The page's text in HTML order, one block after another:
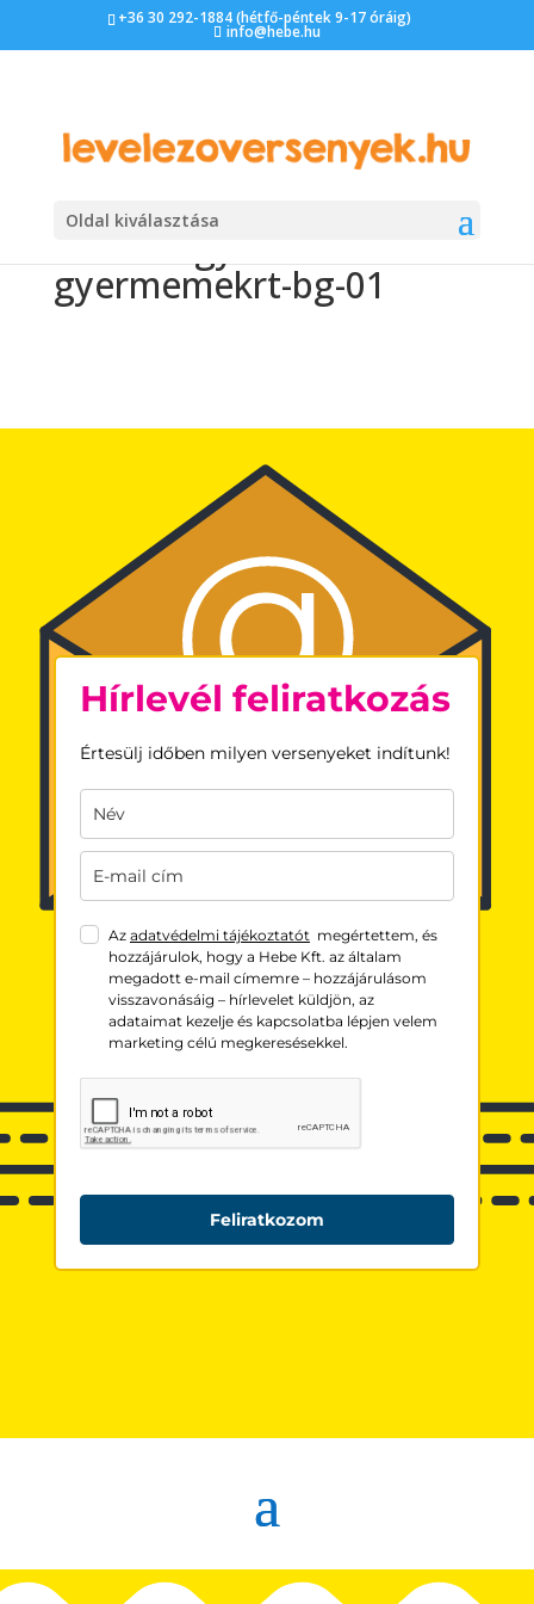
+36 30 292-1884 (hétfő-péntek 9-17 óráig)
info@hebe.hu
Oldal kiválasztása
gyermemekrt-bg-01
Hírlevél feliratkozás
Értesülj időben milyen versenyeket indítunk!
Az adatvédelmi tájékoztatótmegértettem, és
hozzájárulok, hogy a Hebe Kft. az általam
megadott e-mail címemre – hozzájárulásom
visszavonásáig – hírlevelet küldjön, az
adataimat kezelje és kapcsolatba lépjen velem
marketing célú megkeresésekkel.
Feliratkozom